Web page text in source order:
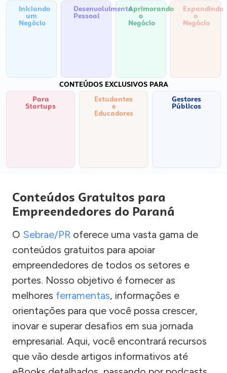
Iniciando
um
Negócio
Desenvolvimento
Pessoal
Aprimorando
o
Negócio
Expandindo
o
Negócio
CONTEÚDOS EXCLUSIVOS PARA
Para
Startups
Estudantes
e
Educadores
Gestores
Públicos
Conteúdos Gratuitos para
Empreendedores do Paraná
O Sebrae/PR oferece uma vasta gama de
conteúdos gratuitos para apoiar
empreendedores de todos os setores e
portes. Nosso objetivo é fornecer as
melhores ferramentas, informações e
orientações para que você possa crescer,
inovar e superar desafios em sua jornada
empresarial. Aqui, você encontrará recursos
que vão desde artigos informativos até